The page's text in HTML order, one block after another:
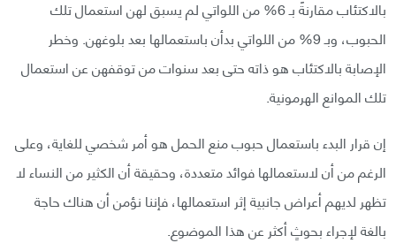
بالاكتئاب مقارنةً بـ 6% من اللواتي لم يسبق لهن استعمال تلك
الحبوب، وبـ 9% من اللواتي بدأن باستعمالها بعد بلوغهن. وخطر
الإصابة بالاكتئاب هو ذاته حتى بعد سنوات من توقفهن عن استعمال
تلك الموانع الهرمونية.
إن قرار البدء باستعمال حبوب منع الحمل هو أمر شخصي للغاية، وعلى
الرغم من أن لاستعمالها فوائد متعددة، وحقيقة أن الكثير من النساء لا
تظهر لديهم أعراض جانبية إثر استعمالها، فإننا نؤمن أن هناك حاجة
بالغة لإجراء بحوثٍ أكثر عن هذا الموضوع.